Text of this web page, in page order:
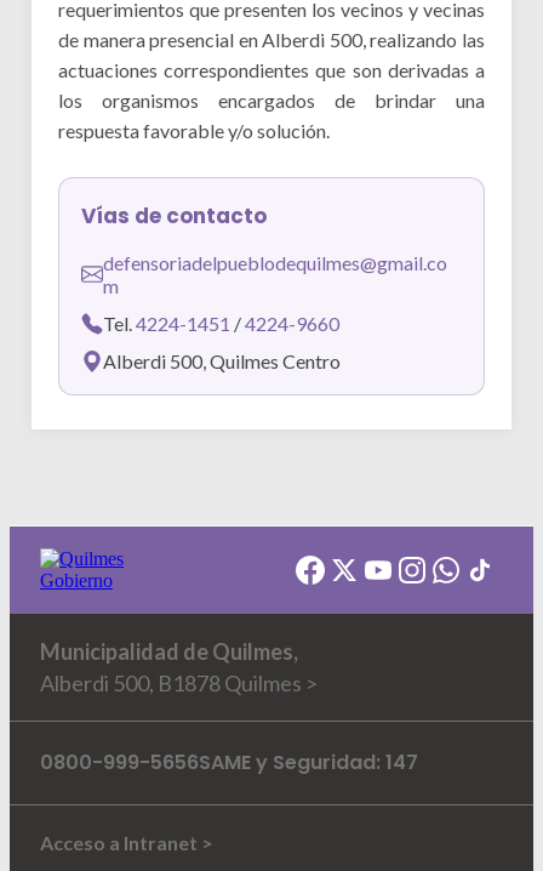
Internacionales
requerimientos que presenten los vecinos y vecinas
de manera presencial en Alberdi 500, realizando las
actuaciones correspondientes que son derivadas a
los organismos encargados de brindar una
respuesta favorable y/o solución.
Vías de contacto
defensoriadelpueblodequilmes@gmail.co
m
Tel.4224-1451 /4224-9660
Alberdi 500, Quilmes Centro
Municipalidad de Quilmes,
Alberdi 500, B1878 Quilmes >
0800-999-5656SAME y Seguridad: 147
Acceso a Intranet >